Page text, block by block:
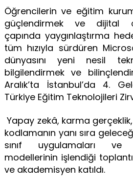
Öğrencilerin ve eğitim
güçlendirmek ve dijital
çapında yaygınlaştırma
tüm hızıyla sürdüren
dünyasını yeni nesil
bilgilendirmek ve
Aralık’ta İstanbul’da 4.
Türkiye Eğitim Teknolojileri
Yapay zekâ, karma
kodlamanın yanı sıra
sınıf uygulamaları
modellerinin işlendiği
ve akademisyen katıldı.